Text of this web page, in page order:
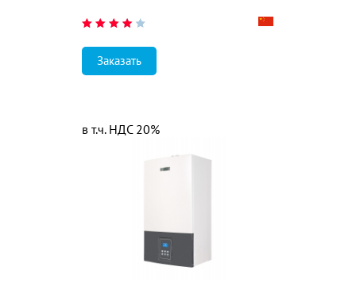
Заказать
в т.ч. НДС 20%